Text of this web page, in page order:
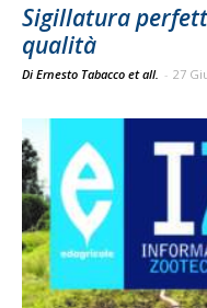
Sigillatura
qualità
Di Ernesto Tabacco et all. - 27